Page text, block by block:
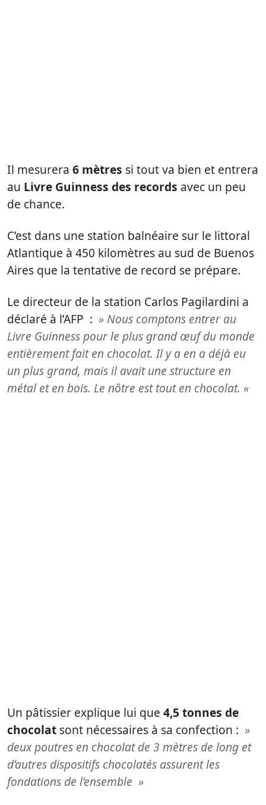
Il mesurera 6 mètres si tout va bien et entrera
au Livre Guinness des records avec un peu
de chance.
C’est dans une station balnéaire sur le littoral
Atlantique à 450 kilomètres au sud de Buenos
Aires que la tentative de record se prépare.
Le directeur de la station Carlos Pagilardini a
déclaré à l’AFP : » Nous comptons entrer au
Livre Guinness pour le plus grand œuf du monde
entièrement fait en chocolat. Il y a en a déjà eu
un plus grand, mais il avait une structure en
métal et en bois. Le nôtre est tout en chocolat. «
Un pâtissier explique lui que 4,5 tonnes de
chocolat sont nécessaires à sa confection : »
deux poutres en chocolat de 3 mètres de long et
d’autres dispositifs chocolatés assurent les
fondations de l’ensemble »